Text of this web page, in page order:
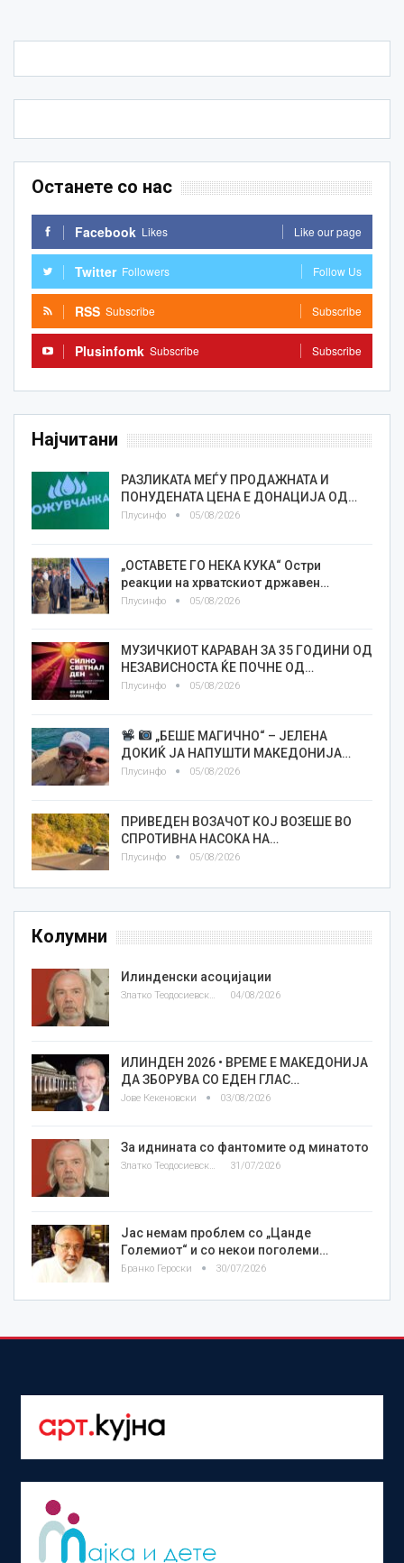
Останете со нас
Facebook Likes Like our page
Twitter Followers Follow Us
RSS Subscribe Subscribe
Plusinfomk Subscribe Subscribe
Најчитани
РАЗЛИКАТА МЕЃУ ПРОДАЖНАТА И
ПОНУДЕНАТА ЦЕНА Е ДОНАЦИЈА ОД…
Плусинфо 05/08/2026
„ОСТАВЕТЕ ГО НЕКА КУКА“ Остри
реакции на хрватскиот државен…
Плусинфо 05/08/2026
МУЗИЧКИОТ КАРАВАН ЗА 35 ГОДИНИ ОД
НЕЗАВИСНОСТА ЌЕ ПОЧНЕ ОД…
Плусинфо 05/08/2026
„БЕШЕ МАГИЧНО“ – ЈЕЛЕНА
ДОКИЌ ЈА НАПУШТИ МАКЕДОНИЈА…
Плусинфо 05/08/2026
ПРИВЕДЕН ВОЗАЧОТ КОЈ ВОЗЕШЕ ВО
СПРОТИВНА НАСОКА НА…
Плусинфо 05/08/2026
Колумни
Илинденски асоцијации
Златко Теодосиевски 04/08/2026
ИЛИНДЕН 2026 • ВРЕМЕ Е МАКЕДОНИЈА
ДА ЗБОРУВА СО ЕДЕН ГЛАС…
Јове Кекеновски 03/08/2026
За иднината со фантомите од минатото
Златко Теодосиевски 31/07/2026
Јас немам проблем со „Цанде
Големиот“ и со некои поголеми…
Бранко Героски 30/07/2026